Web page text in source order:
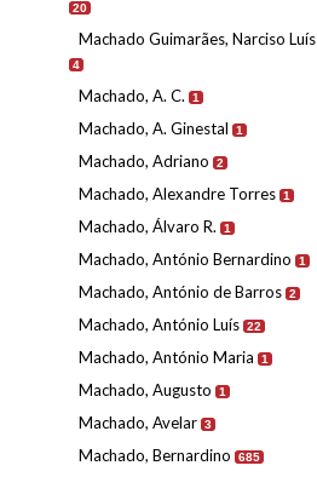
20
Machado Guimarães, Narciso Luís
4
Machado, A. C. 1
Machado, A. Ginestal 1
Machado, Adriano 2
Machado, Alexandre Torres 1
Machado, Álvaro R. 1
Machado, António Bernardino 1
Machado, António de Barros 2
Machado, António Luís 22
Machado, António Maria 1
Machado, Augusto 1
Machado, Avelar 3
Machado, Bernardino 685